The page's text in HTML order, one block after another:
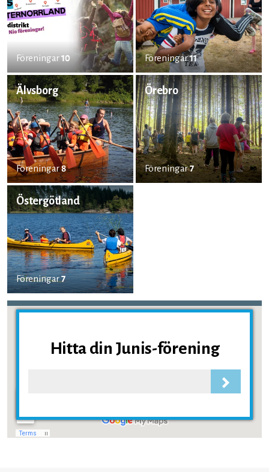
Föreningar10 Föreningar11
Älvsborg
Föreningar8
Örebro
Föreningar7
Östergötland
Föreningar7
Hitta din Junis-förening